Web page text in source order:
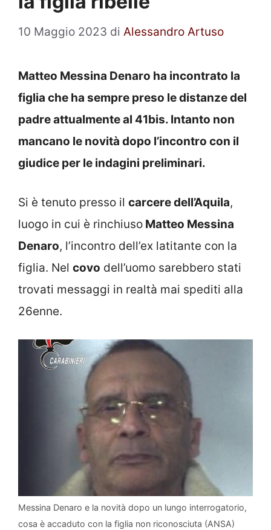
10 Maggio 2023 di Alessandro Artuso
Matteo Messina Denaro ha incontrato la
figlia che ha sempre preso le distanze del
padre attualmente al 41bis. Intanto non
mancano le novità dopo l’incontro con il
giudice per le indagini preliminari.
Si è tenuto presso il carcere dell’Aquila,
luogo in cui è rinchiuso Matteo Messina
Denaro, l’incontro dell’ex latitante con la
figlia. Nel covo dell’uomo sarebbero stati
trovati messaggi in realtà mai spediti alla
26enne.
Messina Denaro e la novità dopo un lungo interrogatorio,
cosa è accaduto con la figlia non riconosciuta (ANSA)